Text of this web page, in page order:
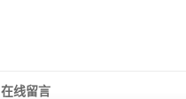
在线留言